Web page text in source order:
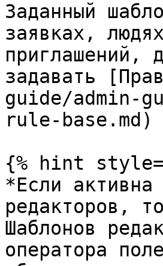
Заданный
заявках,
приглашений,
задавать
guide/admin-
rule-base.md)
{% hint
*Если активна
редакторов,
Шаблонов
оператора